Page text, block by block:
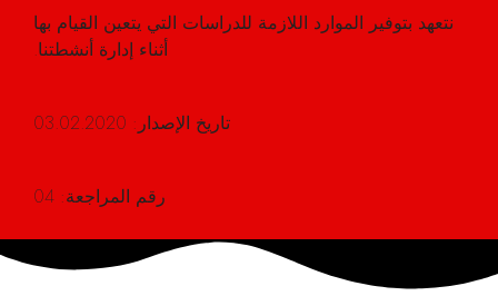
نتعهد بتوفير الموارد اللازمة للدراسات التي يتعين القيام بها
أثناء إدارة أنشطتنا.
تاريخ الإصدار: 03.02.2020
رقم المراجعة: 04